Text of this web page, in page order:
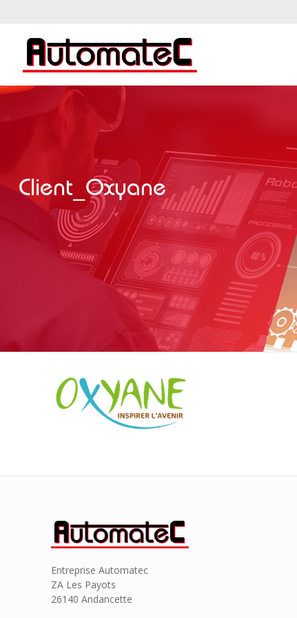
Client_Oxyane
Entreprise Automatec
ZA Les Payots
26140 Andancette